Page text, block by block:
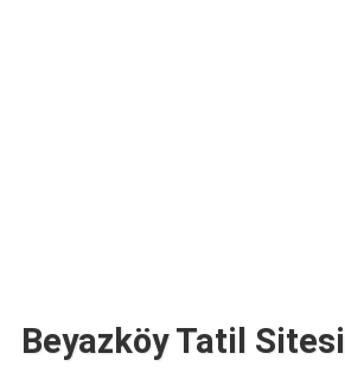
Beyazköy Tatil Sitesi